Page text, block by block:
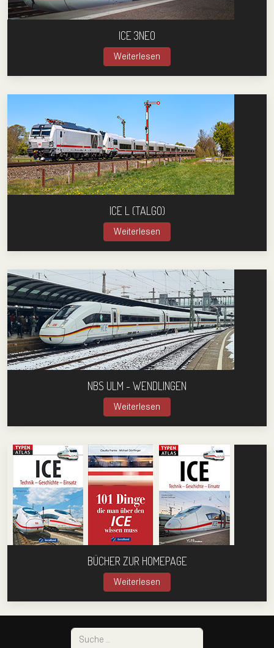
ICE 3NEO
Weiterlesen
ICE L (TALGO)
Weiterlesen
NBS ULM - WENDLINGEN
Weiterlesen
BÜCHER ZUR HOMEPAGE
Weiterlesen
Suchen